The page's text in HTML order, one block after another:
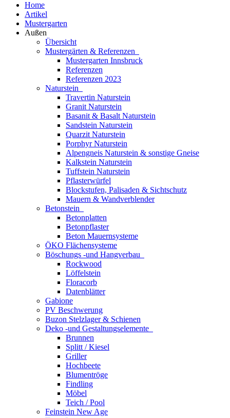
Home
Artikel
Mustergarten
Außen
Übersicht
Mustergärten & Referenzen
Mustergarten Innsbruck
Referenzen
Referenzen 2023
Naturstein
Travertin Naturstein
Granit Naturstein
Basanit & Basalt Naturstein
Sandstein Naturstein
Quarzit Naturstein
Porphyr Naturstein
Alpengneis Naturstein & sonstige Gneise
Kalkstein Naturstein
Tuffstein Naturstein
Pflasterwürfel
Blockstufen, Palisaden & Sichtschutz
Mauern & Wandverblender
Betonstein
Betonplatten
Betonpflaster
Beton Mauernsysteme
ÖKO Flächensysteme
Böschungs -und Hangverbau
Rockwood
Löffelstein
Floracorb
Datenblätter
Gabione
PV Beschwerung
Buzon Stelzlager & Schienen
Deko -und Gestaltungselemente
Brunnen
Splitt / Kiesel
Griller
Hochbeete
Blumentröge
Findling
Möbel
Teich / Pool
Feinstein New Age